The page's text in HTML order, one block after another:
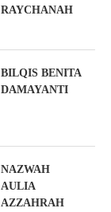
RAYCHANAH
BILQIS BENITA
DAMAYANTI
NAZWAH
AULIA
AZZAHRAH